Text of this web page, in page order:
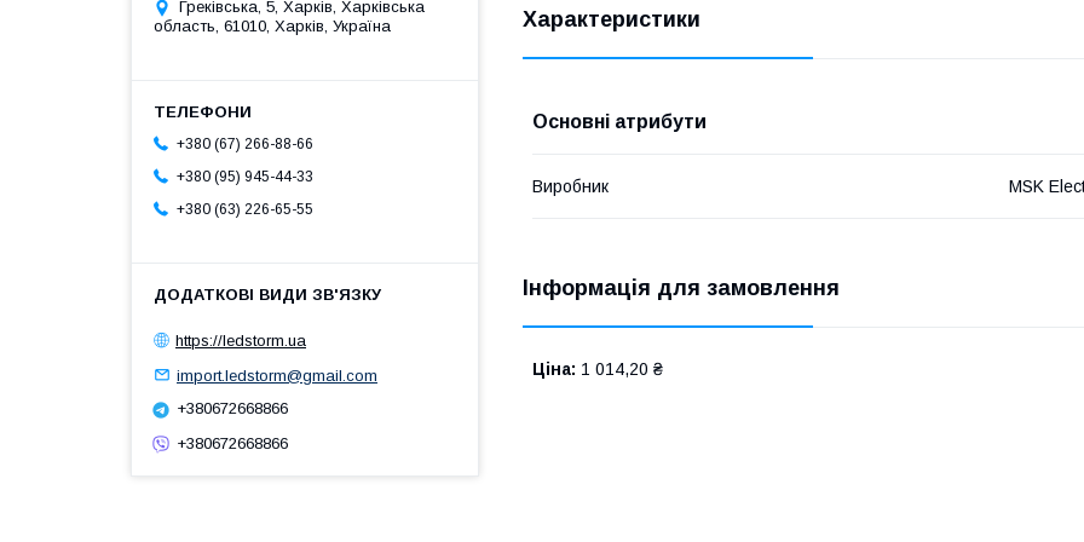
Характеристики
Основні атрибути
Виробник MSK
Інформація для замовлення
Ціна: 1 014,20 ₴
Греківська, 5, Харків, Харківська
область, 61010, Харків, Україна
+380 (67) 266-88-66
+380 (95) 945-44-33
+380 (63) 226-65-55
https://ledstorm.ua
import.ledstorm@gmail.com
+380672668866
+380672668866